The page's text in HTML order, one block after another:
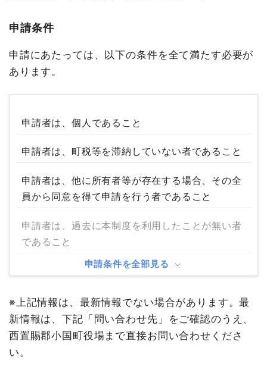
申請条件
申請にあたっては、以下の条件を全て満たす必要が
あります。
申請者は、個人であること
申請者は、町税等を滞納していない者であること
申請者は、他に所有者等が存在する場合、その全
員から同意を得て申請を行う者であること
申請者は、過去に本制度を利用したことが無い者
であること
申請条件を全部見る
※上記情報は、最新情報でない場合があります。最
新情報は、下記「問い合わせ先」をご確認のうえ、
西置賜郡小国町役場まで直接お問い合わせくださ
い。